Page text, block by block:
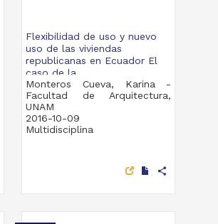
Flexibilidad de uso y nuevo
uso de las viviendas
republicanas en Ecuador El
caso de la...
Monteros Cueva, Karina -
Facultad de Arquitectura,
UNAM
2016-10-09
Multidisciplina
share